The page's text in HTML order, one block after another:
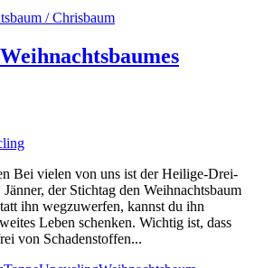
Bei vielen von uns ist der Heilige-Drei-
der Stichtag den Weihnachtsbaum
ihn wegzuwerfen, kannst du ihn
Leben schenken. Wichtig ist, dass
von Schadenstoffen...